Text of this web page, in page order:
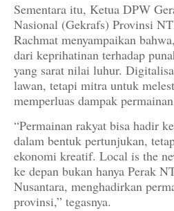
Sementara itu, Ketua DPW
Nasional (Gekrafs) Provinsi
Rachmat menyampaikan
dari keprihatinan terhadap
yang sarat nilai luhur.
lawan, tetapi mitra untuk
memperluas dampak
“Permainan rakyat bisa hadir
dalam bentuk pertunjukan,
ekonomi kreatif. Local is the
ke depan bukan hanya Perak
Nusantara, menghadirkan
provinsi,” tegasnya.